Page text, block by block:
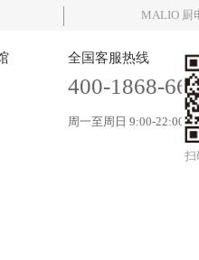
MALIO 厨
全国客服热线
400-1868-666
周一至周日 9:00-22:00
扫